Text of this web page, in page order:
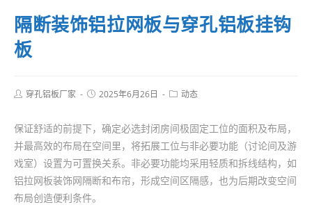
隔断装饰铝拉网板与穿孔铝板挂钩
板
Post穿孔铝板厂家
Post2025年6月26日
Post动态
保证舒适的前提下，确定必选封闭房间极固定工位的面积及布局，
并最高效的布局在空间里，将拓展工位与非必要功能（讨论间及游
戏室）设置为可置换关系。非必要功能均采用轻质和拆线结构，如
铝拉网板装饰网隔断和布帘，形成空间区隔感，也为后期改变空间
布局创造便利条件。